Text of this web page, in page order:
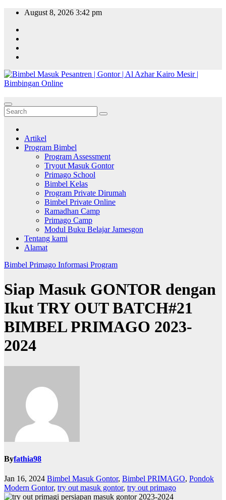
Skip
content
August 8, 2026 3:42 pm
Artikel
Program Bimbel
Program Assessment
Tryout Masuk Gontor
Primago School
Bimbel Kelas
Program Private Dirumah
Bimbel Private Online
Ramadhan Camp
Primago Camp
Modul Buku Belajar Jamesgon
Tentang kami
Alamat
Bimbel Primago Informasi Program
Siap Masuk GONTOR dengan
Ikut TRY OUT BATCH#21
BIMBEL PRIMAGO 2023-
2024
Byfathia98
Jan 16, 2024 Bimbel Masuk Gontor, Bimbel PRIMAGO, Pondok
Modern Gontor, try out masuk gontor, try out primago